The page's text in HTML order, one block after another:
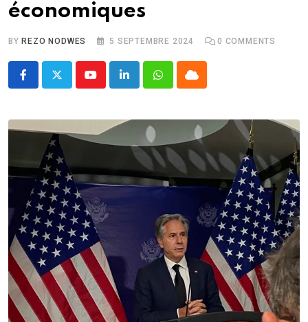
économiques
BY REZO NODWES 5 SEPTEMBRE 2024 0 COMMENTS
YoutubeLinkedInWhatsappCloud